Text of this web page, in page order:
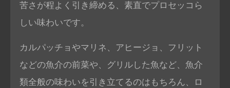
苦さが程よく引き締める、素直でプロセッコら
しい味わいです。
カルパッチョやマリネ、アヒージョ、フリット
などの魚介の前菜や、グリルした魚など、魚介
類全般の味わいを引き立てるのはもちろん、ロ